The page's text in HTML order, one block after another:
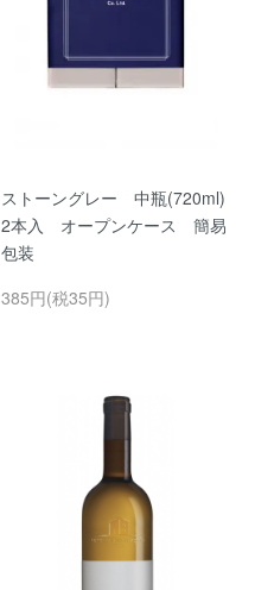
ストーングレー 中瓶(720ml)
2本入 オープンケース 簡易
包装
385円(税35円)